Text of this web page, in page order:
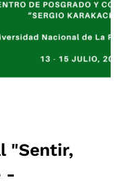
"Sentir,
-